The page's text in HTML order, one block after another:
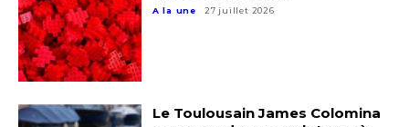
* Champ obligatoire
Prénom
Statut / Organisation
A la une 27 juillet 2026
Le Toulousain James Colomina